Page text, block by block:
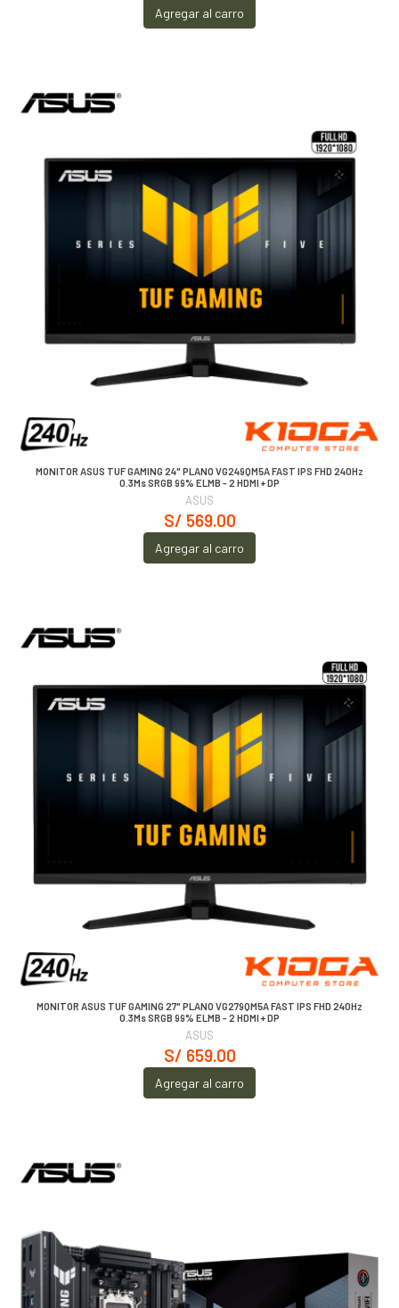
Agregar al carro
MONITOR ASUS TUF GAMING 24" PLANO VG249QM5A FAST IPS FHD 240Hz
0.3Ms SRGB 99% ELMB - 2 HDMI + DP
ASUS
S/ 569.00
Agregar al carro
MONITOR ASUS TUF GAMING 27" PLANO VG279QM5A FAST IPS FHD 240Hz
0.3Ms SRGB 99% ELMB - 2 HDMI + DP
ASUS
S/ 659.00
Agregar al carro